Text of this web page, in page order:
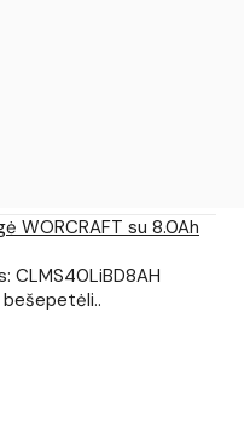
WORCRAFT su 8.0Ah
CLMS40LiBD8AH
bešepetėli..